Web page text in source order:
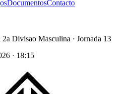
DocumentosContacto
Divisao Masculina · Jornada 13
· 18:15